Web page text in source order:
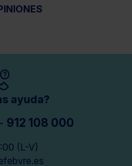
ayuda?
- 912 108 000
(L-V)